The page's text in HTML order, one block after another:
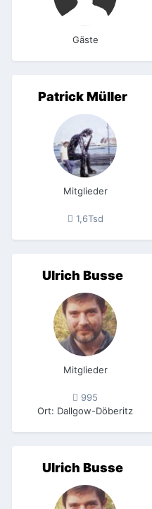
Gäste
Patrick Müller
Mitglieder
1,6Tsd
Ulrich Busse
Mitglieder
995
Ort: Dallgow-Döberitz
Ulrich Busse